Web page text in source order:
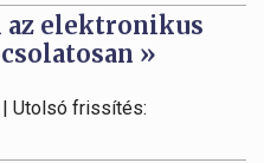
az elektronikus
»
| Utolsó frissítés: